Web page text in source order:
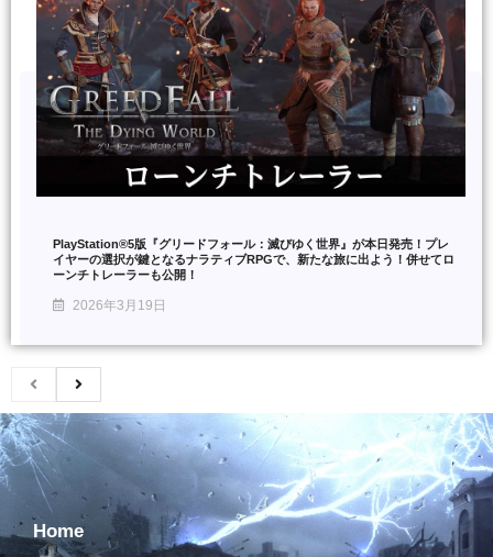
PlayStation®5版『グリードフォール：滅びゆく世界』が本日発売！プレ
イヤーの選択が鍵となるナラティブRPGで、新たな旅に出よう！併せてロ
ーンチトレーラーも公開！
2026年3月19日
Home